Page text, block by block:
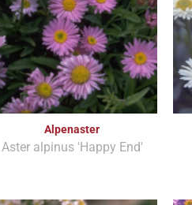
Alpenaster
Aster alpinus 'Happy End'